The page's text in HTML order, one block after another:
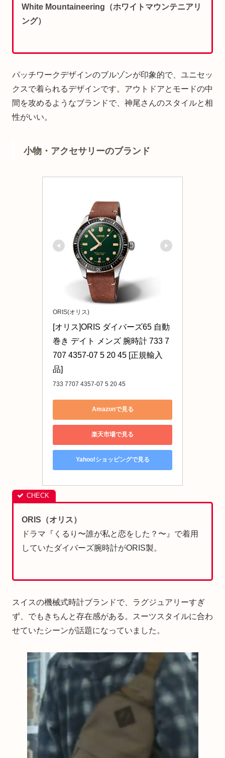
White Mountaineering（ホワイトマウンテニアリ
ング）
パッチワークデザインのブルゾンが印象的で、ユニセッ
クスで着られるデザインです。アウトドアとモードの中
間を攻めるようなブランドで、神尾さんのスタイルと相
性がいい。
小物・アクセサリーのブランド
ORIS(オリス)
[オリス]ORIS ダイバーズ65 自動
巻き デイト メンズ 腕時計 733 7
707 4357-07 5 20 45 [正規輸入
品]
733 7707 4357-07 5 20 45
Amazonで見る
楽天市場で見る
Yahoo!ショッピングで見る
ORIS（オリス）
ドラマ『くるり〜誰が私と恋をした？〜』で着用
していたダイバーズ腕時計がORIS製。
スイスの機械式時計ブランドで、ラグジュアリーすぎ
ず、でもきちんと存在感がある。スーツスタイルに合わ
せていたシーンが話題になっていました。